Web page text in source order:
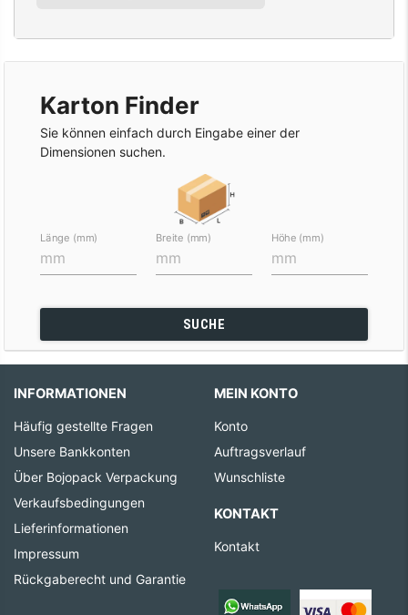
Karton Finder
Sie können einfach durch Eingabe einer der
Dimensionen suchen.
Länge (mm) Breite (mm) Höhe (mm)
SUCHE
INFORMATIONEN
Häufig gestellte Fragen
Unsere Bankkonten
Über Bojopack Verpackung
Verkaufsbedingungen
Lieferinformationen
Impressum
Rückgaberecht und Garantie
MEIN KONTO
Konto
Auftragsverlauf
Wunschliste
KONTAKT
Kontakt